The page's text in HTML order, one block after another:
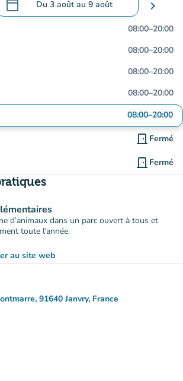
calendar_today Du 3 aoûtau 9 août
.Ouvrir le calendrier pour changer de
chevron_right
08:00–20:00
08:00–20:00
08:00–20:00
08:00–20:00
08:00–20:00
door_front Fermé
door_front Fermé
d’animaux dans un parc ouvert à tous et
toute l’année.
au site web
(nouvel onglet)
91640 Janvry, France
(ouvrir dans Google Maps)
(nouvel onglet)